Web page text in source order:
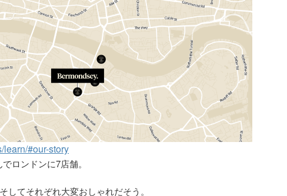
learn/#our-story
ロンドンに7店舗。
してそれぞれ大変おしゃれだそう。